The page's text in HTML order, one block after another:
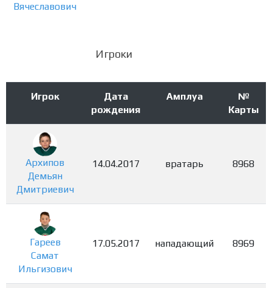
Вячеславович
Игроки
Игрок
Дата
рождения
Амплуа
№
Карты
Архипов
Демьян
Дмитриевич
14.04.2017 вратарь 8968
Гареев
Самат
Ильгизович
17.05.2017 нападающий 8969